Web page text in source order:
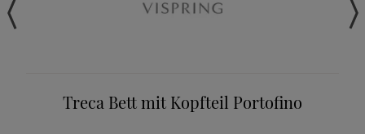
Treca Bett mit Kopfteil Portofino